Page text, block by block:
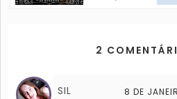
2
SIL 8 DE